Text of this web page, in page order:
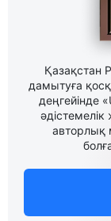
Қазақстан
дамытуға
деңгейінде
авторлық